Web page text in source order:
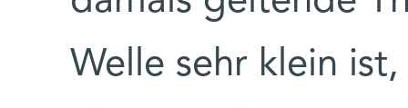
Welle sehr klein